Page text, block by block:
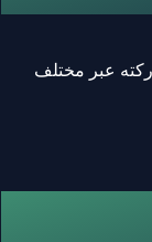
عبر مختلف